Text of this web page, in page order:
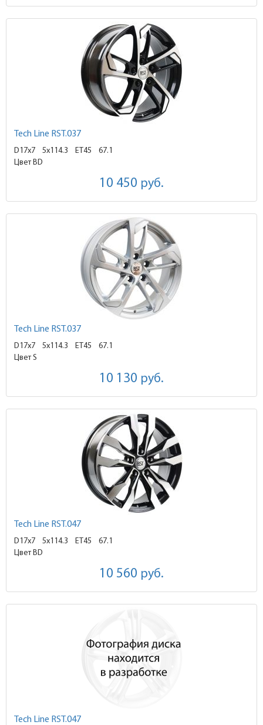
Tech Line RST.037
D17x7 5x114.3 ET45
67.1
Цвет BD
10 450 руб.
Tech Line RST.037
D17x7 5x114.3 ET45
67.1
Цвет S
10 130 руб.
Tech Line RST.047
D17x7 5x114.3 ET45
67.1
Цвет BD
10 560 руб.
Tech Line RST.047